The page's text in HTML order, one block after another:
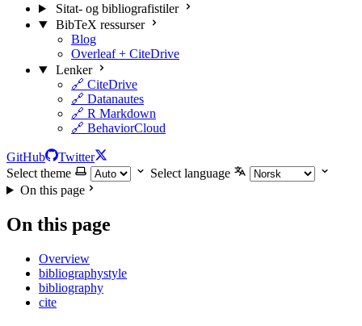
Sitat- og bibliografistiler
BibTeX ressurser
Blog
Overleaf + CiteDrive
Lenker
🔗 CiteDrive
🔗 Datanautes
🔗 R Markdown
🔗 BehaviorCloud
GitHub
Twitter
Select theme
Select language
On this page
On this page
Overview
bibliographystyle
bibliography
cite